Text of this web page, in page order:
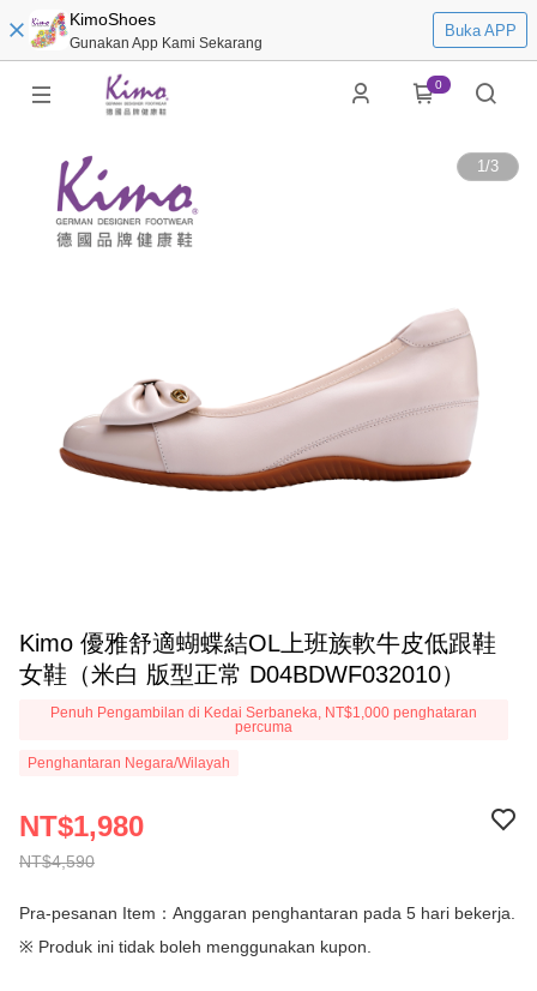
KimoShoes
Gunakan App Kami Sekarang
Buka APP
0
1/3
Kimo 優雅舒適蝴蝶結OL上班族軟牛皮低跟鞋
女鞋（米白 版型正常 D04BDWF032010）
Penuh Pengambilan di Kedai Serbaneka, NT$1,000 penghataran
percuma
Penghantaran Negara/Wilayah
NT$4,590
NT$1,980
Pra-pesanan Item：Anggaran penghantaran pada 5 hari bekerja.
※ Produk ini tidak boleh menggunakan kupon.